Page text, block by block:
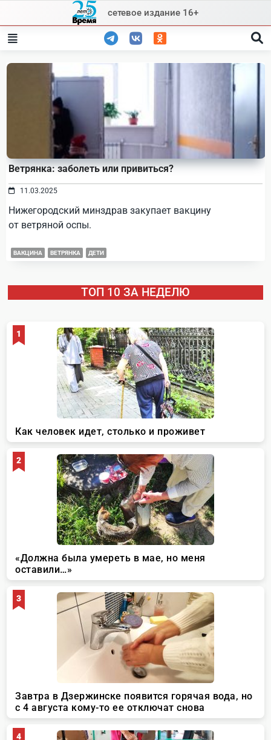
content
сетевое издание 16+
Ветрянка: заболеть или привиться?
11.03.2025
Нижегородский минздрав закупает вакцину
от ветряной оспы.
ВАКЦИНА ВЕТРЯНКА ДЕТИ
ТОП 10 ЗА НЕДЕЛЮ